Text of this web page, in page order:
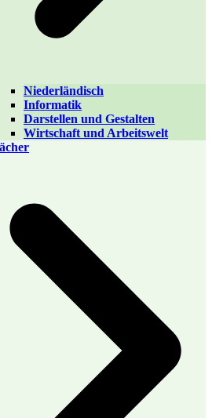
Niederländisch
Informatik
Darstellen und Gestalten
Wirtschaft und Arbeitswelt